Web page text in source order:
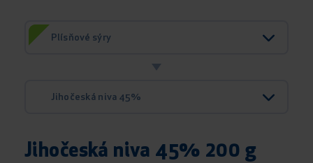
Plísňové sýry
Jihočeská niva 45%
Jihočeská niva 45% 200 g